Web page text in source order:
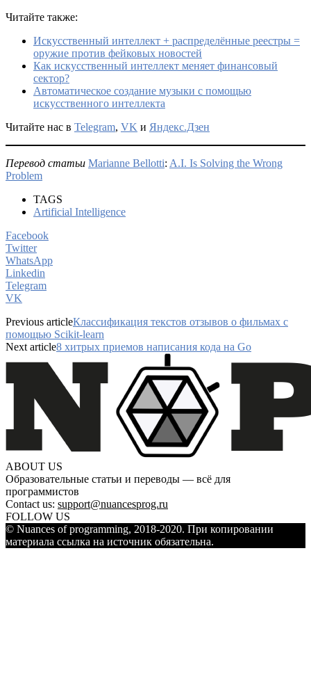
Читайте также:
Искусственный интеллект + распределённые реестры =
оружие против фейковых новостей
Как искусственный интеллект меняет финансовый
сектор?
Автоматическое создание музыки с помощью
искусственного интеллекта
Читайте нас в Telegram, VK и Яндекс.Дзен
Перевод статьи Marianne Bellotti: A.I. Is Solving the Wrong
Problem
TAGS
Artificial Intelligence
Facebook
Twitter
WhatsApp
Linkedin
Telegram
VK
Previous articleКлассификация текстов отзывов о фильмах с
помощью Scikit-learn
Next article8 хитрых приемов написания кода на Go
ABOUT US
Образовательные статьи и переводы — всё для
программистов
Contact us: support@nuancesprog.ru
FOLLOW US
© Nuances of programming, 2018-2020. При копировании
материала ссылка на источник обязательна.